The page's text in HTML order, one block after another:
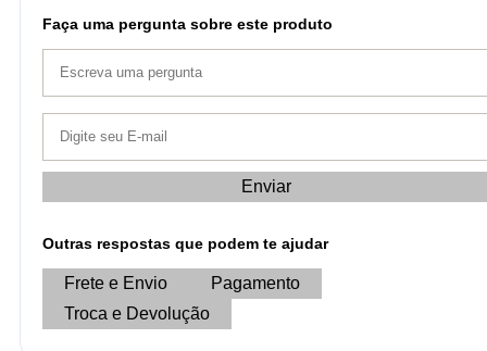
Faça uma pergunta sobre este produto
Enviar
Outras respostas que podem te ajudar
Frete e Envio
Pagamento
Troca e Devolução